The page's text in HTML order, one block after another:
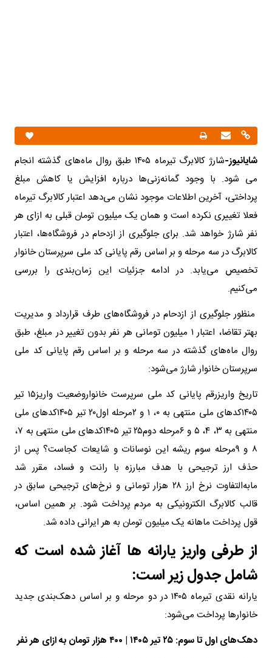
شایانیوز-
شارژ کالابرگ تیرماه ۱۴۰۵ طبق روال ماه‌های گذشته انجام
می‌ شود. با وجود گمانه‌زنی‌ها درباره افزایش یا کاهش مبلغ
پرداختی، آخرین اطلاعات موجود نشان می‌دهد اعتبار کالابرگ تیرماه
فعلا تغییری نکرده است و همان یک میلیون تومان قبلی به ازای هر
نفر شارژ خواهد شد. برای جلوگیری از ازدحام در فروشگاه‌ها، اعتبار
کالابرگ در سه مرحله و بر اساس رقم پایانی کد ملی سرپرستان خانوار
تخصیص می‌یابد. در ادامه جزئیات این زمان‌بندی را بررسی
می‌کنیم.
منظور جلوگیری از ازدحام در فروشگاه‌های طرف قرارداد و مدیریت
بهتر تقاضا، اعتبار ۱ میلیون تومانی هر نفر بدون تغییر در مبلغ، طبق
روال ماه‌های گذشته در سه مرحله و بر اساس رقم پایانی کد ملی
سرپرستان خانوار شارژ می‌شود:
تاریخ واریزرقم پایانی کد ملی سرپرست خانواروضعیت واریز۱۵ تیر
۱۴۰۵کد‌های ملی منتهی به ۰، ۱ و ۲مرحله اول۲۰ تیر ۱۴۰۵کد‌های ملی
منتهی به ۳، ۴، ۵ و ۶مرحله دوم۲۵ تیر ۱۴۰۵کد‌های ملی منتهی به ۷،
۸ و ۹مرحله سوم ریشه این نوسانات و شایعات کجاست؟ پس از
حذف ارز ترجیحی با هدف مبارزه با رانت و فساد، مقرر شد
مابه‌التفاوت نرخ ارز ۲۸ هزار تومانی و نرخ‌های ترجیحی سابق در
قالب کالابرگ الکترونیکی به مردم پرداخت شود. بر همین اساس،
قول پرداخت ماهانه یک میلیون تومان به هر ایرانی داده شد.
از طرفی واریز یارانه ها آغاز شده است که
شامل جدول زیر است:
یارانه نقدی تیرماه ۱۴۰۵ در دو مرحله و بر اساس دهک‌بندی جدید
خانوارها پرداخت می‌شود:
دهک‌های اول تا سوم: ۲۵ تیر ۱۴۰۵ | ۴۰۰ هزار تومان به ازای هر نفر